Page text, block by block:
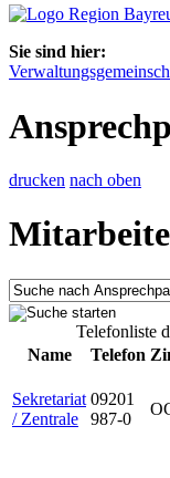
Sie sind hier:
drucken nach oben
Telefonliste
Name
Telefon
Sekretariat
/ Zentrale
09201
987-0